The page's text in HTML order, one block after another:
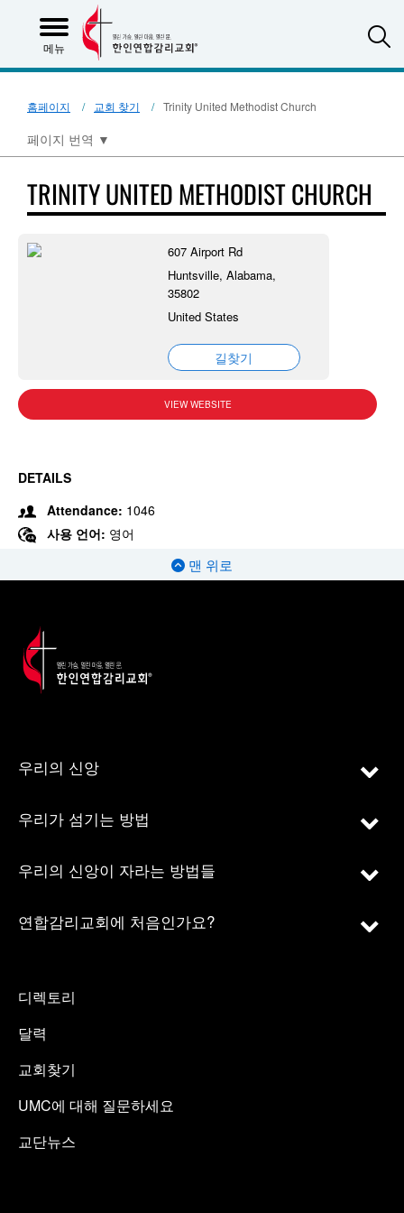
메뉴
홈페이지 교회 찾기 Trinity United Methodist Church
페이지 번역 ▼
TRINITY UNITED METHODIST CHURCH
607 Airport Rd
Huntsville, Alabama,
35802
United States
길찾기
VIEW WEBSITE
DETAILS
Attendance: 1046
사용 언어: 영어
맨 위로
우리의 신앙
우리가 섬기는 방법
우리의 신앙이 자라는 방법들
연합감리교회에 처음인가요?
디렉토리
달력
교회찾기
UMC에 대해 질문하세요
교단뉴스